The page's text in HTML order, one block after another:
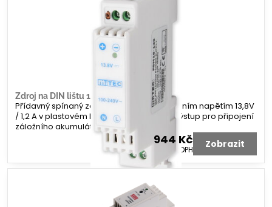
Zdroj na DIN lištu 13V 1A,3Ah +AKU
Přídavný spínaný zdroj na DIN lištu s výstupním napětím 13,8V
/ 1,2 A v plastovém krytu. Napájení 230V. Výstup pro připojení
záložního akumulátoru (0,1A max 1,3 Ah)
944 Kč
780 Kč bez DPH Zobrazit